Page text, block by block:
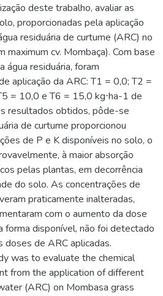
deste trabalho, avaliar as
proporcionadas pela aplicação
residuária de curtume (ARC) no
maximum cv. Mombaça). Com base
água residuária, foram
aplicação da ARC: T1 = 0,0; T2 =
= 10,0 e T6 = 15,0 kg⋅ha-1 de
resultados obtidos, pôde-se
de curtume proporcionou
de P e K disponíveis no solo, o
à maior absorção
pelas plantas, em decorrência
do solo. As concentrações de
praticamente inalteradas,
com o aumento da dose
forma disponível, não foi detectado
doses de ARC aplicadas.
was to evaluate the chemical
from the application of different
(ARC) on Mombasa grass